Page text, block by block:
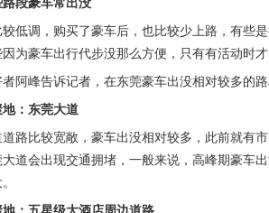
调，购买了豪车后，也比较少上路，有些是
为豪车出行代步没那么方便，只有有活动时才
峰告诉记者，在东莞豪车出没相对较多的路
：东莞大道
比较宽敞，豪车出没相对较多，此前就有市
道会出现交通拥堵，一般来说，高峰期豪车